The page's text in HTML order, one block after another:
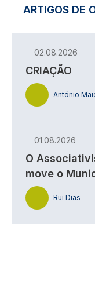
ARTIGOS DE
02.08.2026
CRIAÇÃO
António
01.08.2026
O
move o
Rui Dias